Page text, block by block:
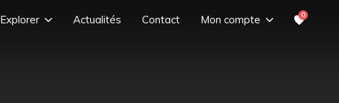
Explorer Actualités Contact Mon compte 0